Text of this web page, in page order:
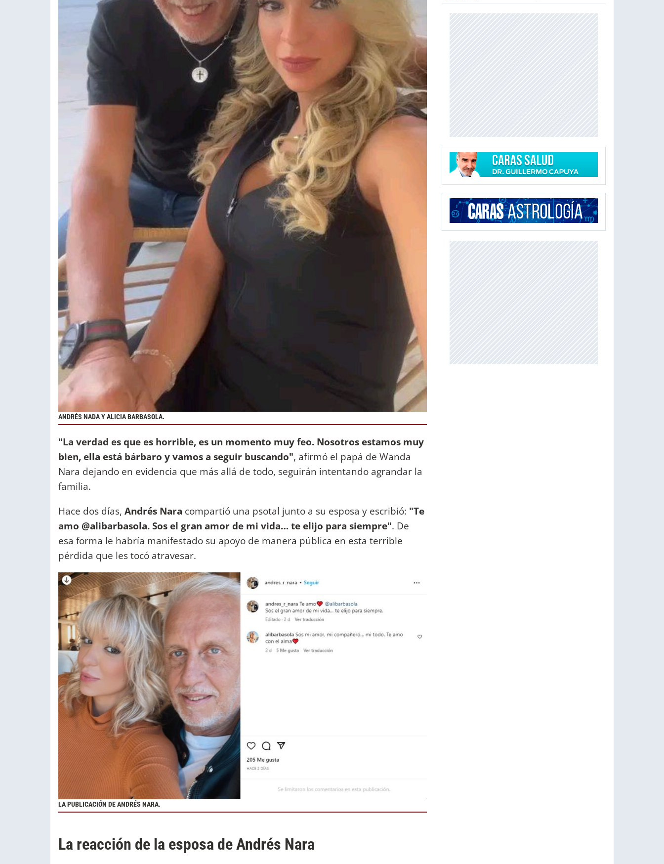
ANDRÉS NADA Y ALICIA BARBASOLA.
"La verdad es que es horrible, es un momento muy feo. Nosotros estamos muy
bien, ella está bárbaro y vamos a seguir buscando", afirmó el papá de Wanda
Nara dejando en evidencia que más allá de todo, seguirán intentando agrandar la
familia.
Hace dos días, Andrés Nara compartió una psotal junto a su esposa y escribió: "Te
amo @alibarbasola. Sos el gran amor de mi vida… te elijo para siempre". De
esa forma le habría manifestado su apoyo de manera pública en esta terrible
pérdida que les tocó atravesar.
LA PUBLICACIÓN DE ANDRÉS NARA.
La reacción de la esposa de Andrés Nara